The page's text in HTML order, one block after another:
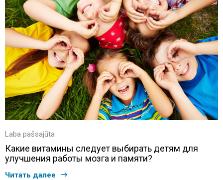
Laba pašsajūta
Какие витамины следует выбирать детям для
улучшения работы мозга и памяти?
Читать далее